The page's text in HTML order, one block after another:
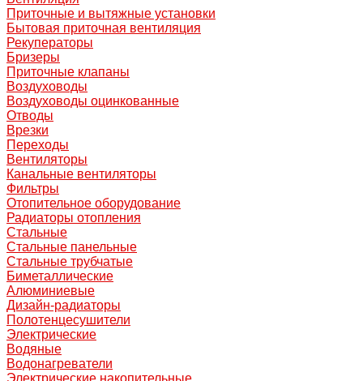
Приточные и вытяжные установки
Бытовая приточная вентиляция
Рекуператоры
Бризеры
Приточные клапаны
Воздуховоды
Воздуховоды оцинкованные
Отводы
Врезки
Переходы
Вентиляторы
Канальные вентиляторы
Фильтры
Отопительное оборудование
Радиаторы отопления
Стальные
Стальные панельные
Стальные трубчатые
Биметаллические
Алюминиевые
Дизайн-радиаторы
Полотенцесушители
Электрические
Водяные
Водонагреватели
Электрические накопительные